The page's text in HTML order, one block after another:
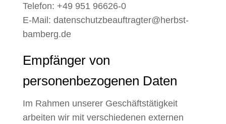
Telefon: +49 951 96626-0
E-Mail: datenschutzbeauftragter@herbst-
bamberg.de
Empfänger von
personenbezogenen Daten
Im Rahmen unserer Geschäftstätigkeit
arbeiten wir mit verschiedenen externen